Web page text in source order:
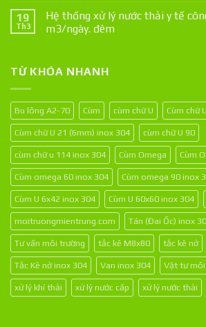
19
Th3
Hệ thống xử lý nước thải y tế
m3/ngày. đêm
TỪ KHÓA NHANH
Bu lông A2-70 Cùm cùm chữ U Cùm chữ
Cùm chữ U 21 (6mm) inox 304 cùm chữ U 90
cùm chữ u 114 inox 304 Cùm Omega Cùm
Cùm omega 60 inox 304 Cùm omega 90 inox
Cùm U 6x42 inox 304 Cùm U 60x60 inox 304
moitruongmientrung.com Tán (Đai Ốc) inox
Tư vấn môi trường tắc kê M8x80 tắc kê nở
Tắc Kê nở inox 304 Van inox 304 Vật tư
xử lý khí thải xử lý nước cấp xử lý nước thải